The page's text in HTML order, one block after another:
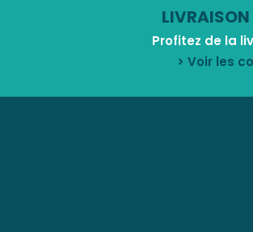
LIVRAISON
Profitez de la
> Voir les